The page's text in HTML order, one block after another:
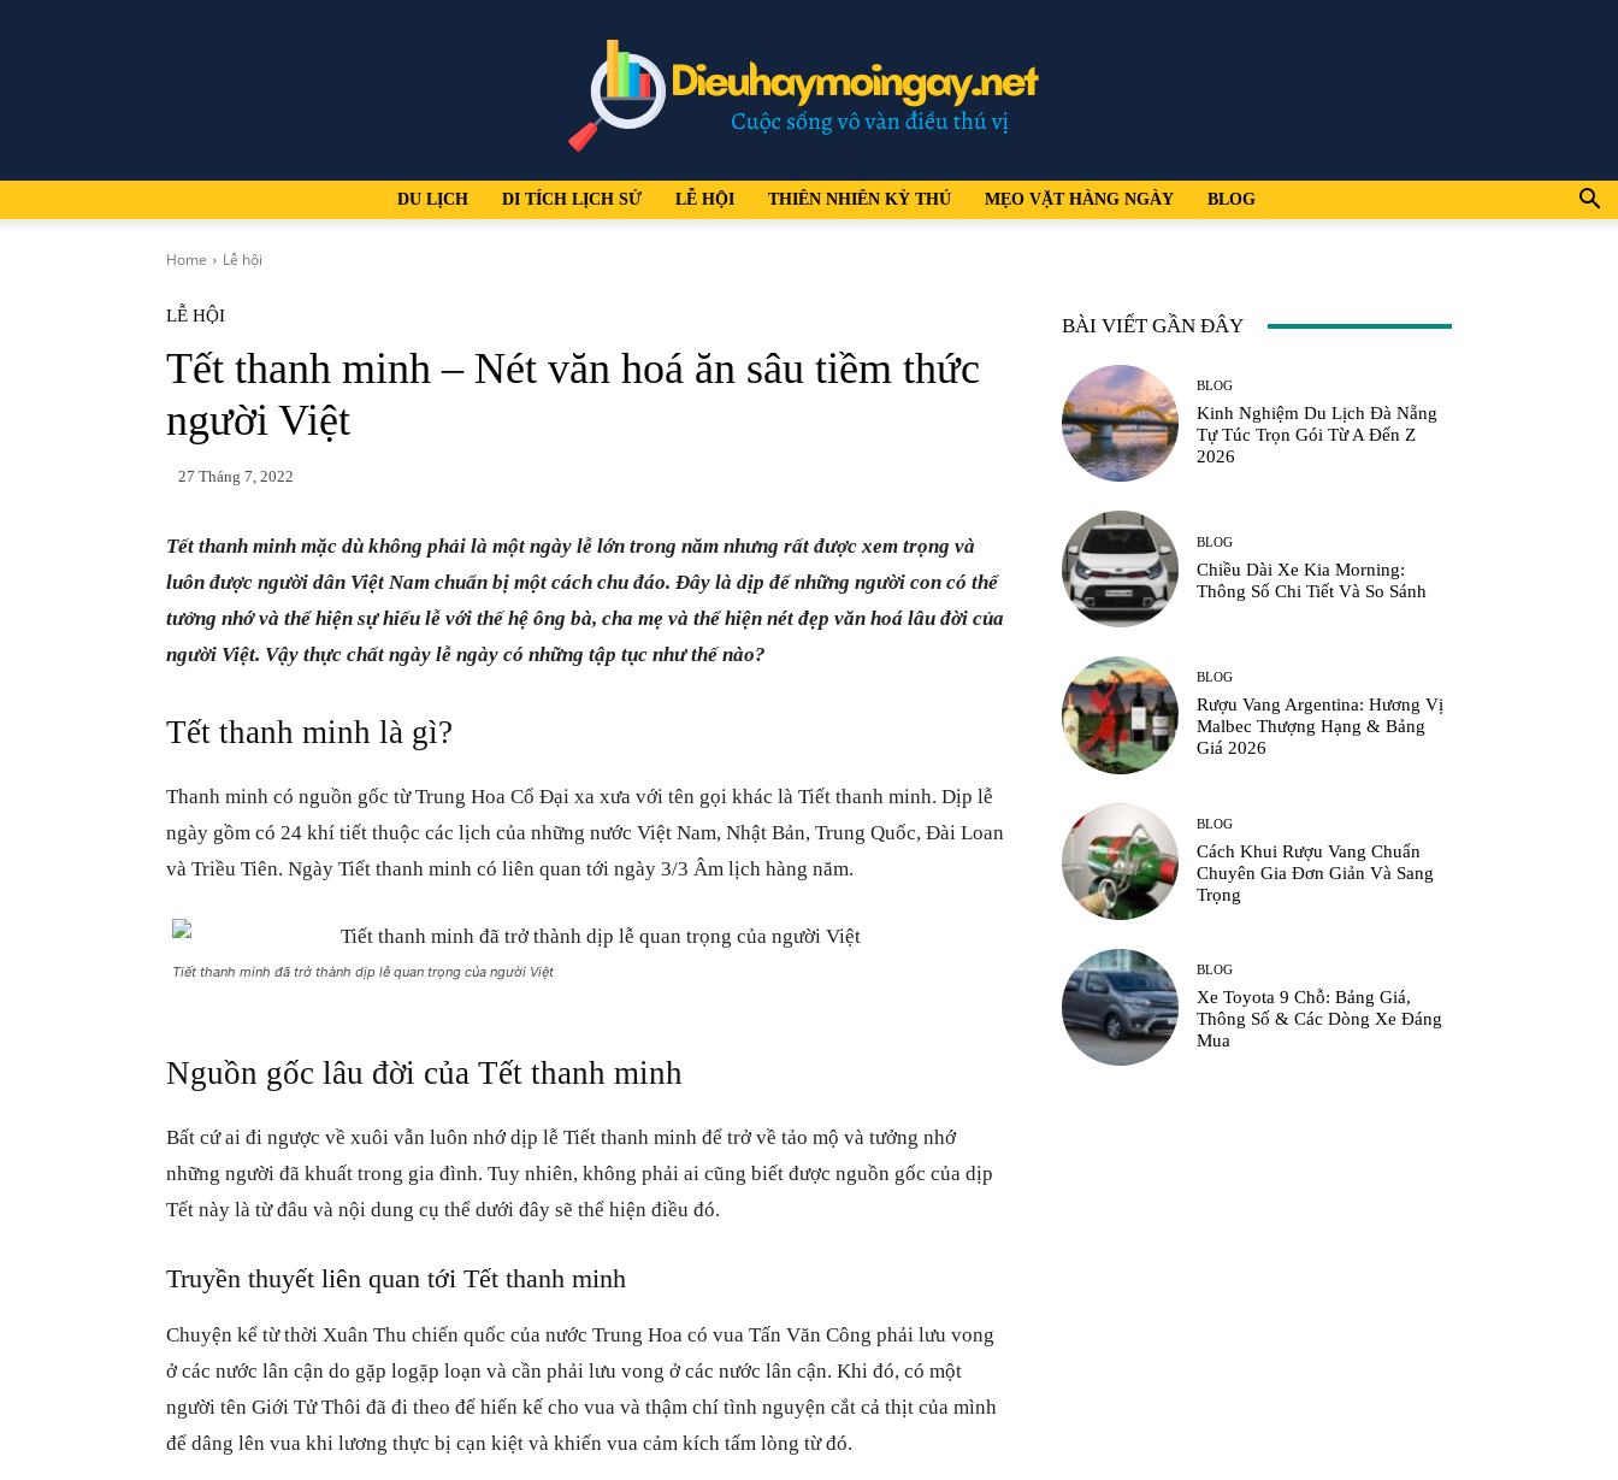
Cuộc
DU LỊCH DI TÍCH LỊCH SỬ LỄ HỘI THIÊN NHIÊN KỲ THÚ MẸO VẶT HÀNG NGÀY BLOG
Home Lễ hội
LỄ HỘI
Tết thanh minh – Nét văn hoá ăn sâu tiềm thức
người Việt
27 Tháng 7, 2022
Tết thanh minh mặc dù không phải là một ngày lễ lớn trong năm nhưng rất được xem trọng và
luôn được người dân Việt Nam chuẩn bị một cách chu đáo. Đây là dịp để những người con có thể
tưởng nhớ và thể hiện sự hiếu lễ với thế hệ ông bà, cha mẹ và thể hiện nét đẹp văn hoá lâu đời của
người Việt. Vậy thực chất ngày lễ ngày có những tập tục như thế nào?
Tết thanh minh là gì?
Thanh minh có nguồn gốc từ Trung Hoa Cổ Đại xa xưa với tên gọi khác là Tiết thanh minh. Dịp lễ
ngày gồm có 24 khí tiết thuộc các lịch của những nước Việt Nam, Nhật Bản, Trung Quốc, Đài Loan
và Triều Tiên. Ngày Tiết thanh minh có liên quan tới ngày 3/3 Âm lịch hàng năm.
Tiết thanh minh đã trở thành dịp lễ quan trọng của người Việt
Nguồn gốc lâu đời của Tết thanh minh
Bất cứ ai đi ngược về xuôi vẫn luôn nhớ dịp lễ Tiết thanh minh để trở về tảo mộ và tưởng nhớ
những người đã khuất trong gia đình. Tuy nhiên, không phải ai cũng biết được nguồn gốc của dịp
Tết này là từ đâu và nội dung cụ thể dưới đây sẽ thể hiện điều đó.
Truyền thuyết liên quan tới Tết thanh minh
Chuyện kể từ thời Xuân Thu chiến quốc của nước Trung Hoa có vua Tấn Văn Công phải lưu vong
ở các nước lân cận do gặp logặp loạn và cần phải lưu vong ở các nước lân cận. Khi đó, có một
người tên Giới Tử Thôi đã đi theo để hiến kế cho vua và thậm chí tình nguyện cắt cả thịt của mình
để dâng lên vua khi lương thực bị cạn kiệt và khiến vua cảm kích tấm lòng từ đó.
BÀI VIẾT GẦN ĐÂY
BLOG
Kinh Nghiệm Du Lịch Đà Nẵng
Tự Túc Trọn Gói Từ A Đến Z
2026
BLOG
Chiều Dài Xe Kia Morning:
Thông Số Chi Tiết Và So Sánh
BLOG
Rượu Vang Argentina: Hương Vị
Malbec Thượng Hạng & Bảng
Giá 2026
BLOG
Cách Khui Rượu Vang Chuẩn
Chuyên Gia Đơn Giản Và Sang
Trọng
BLOG
Xe Toyota 9 Chỗ: Bảng Giá,
Thông Số & Các Dòng Xe Đáng
Mua